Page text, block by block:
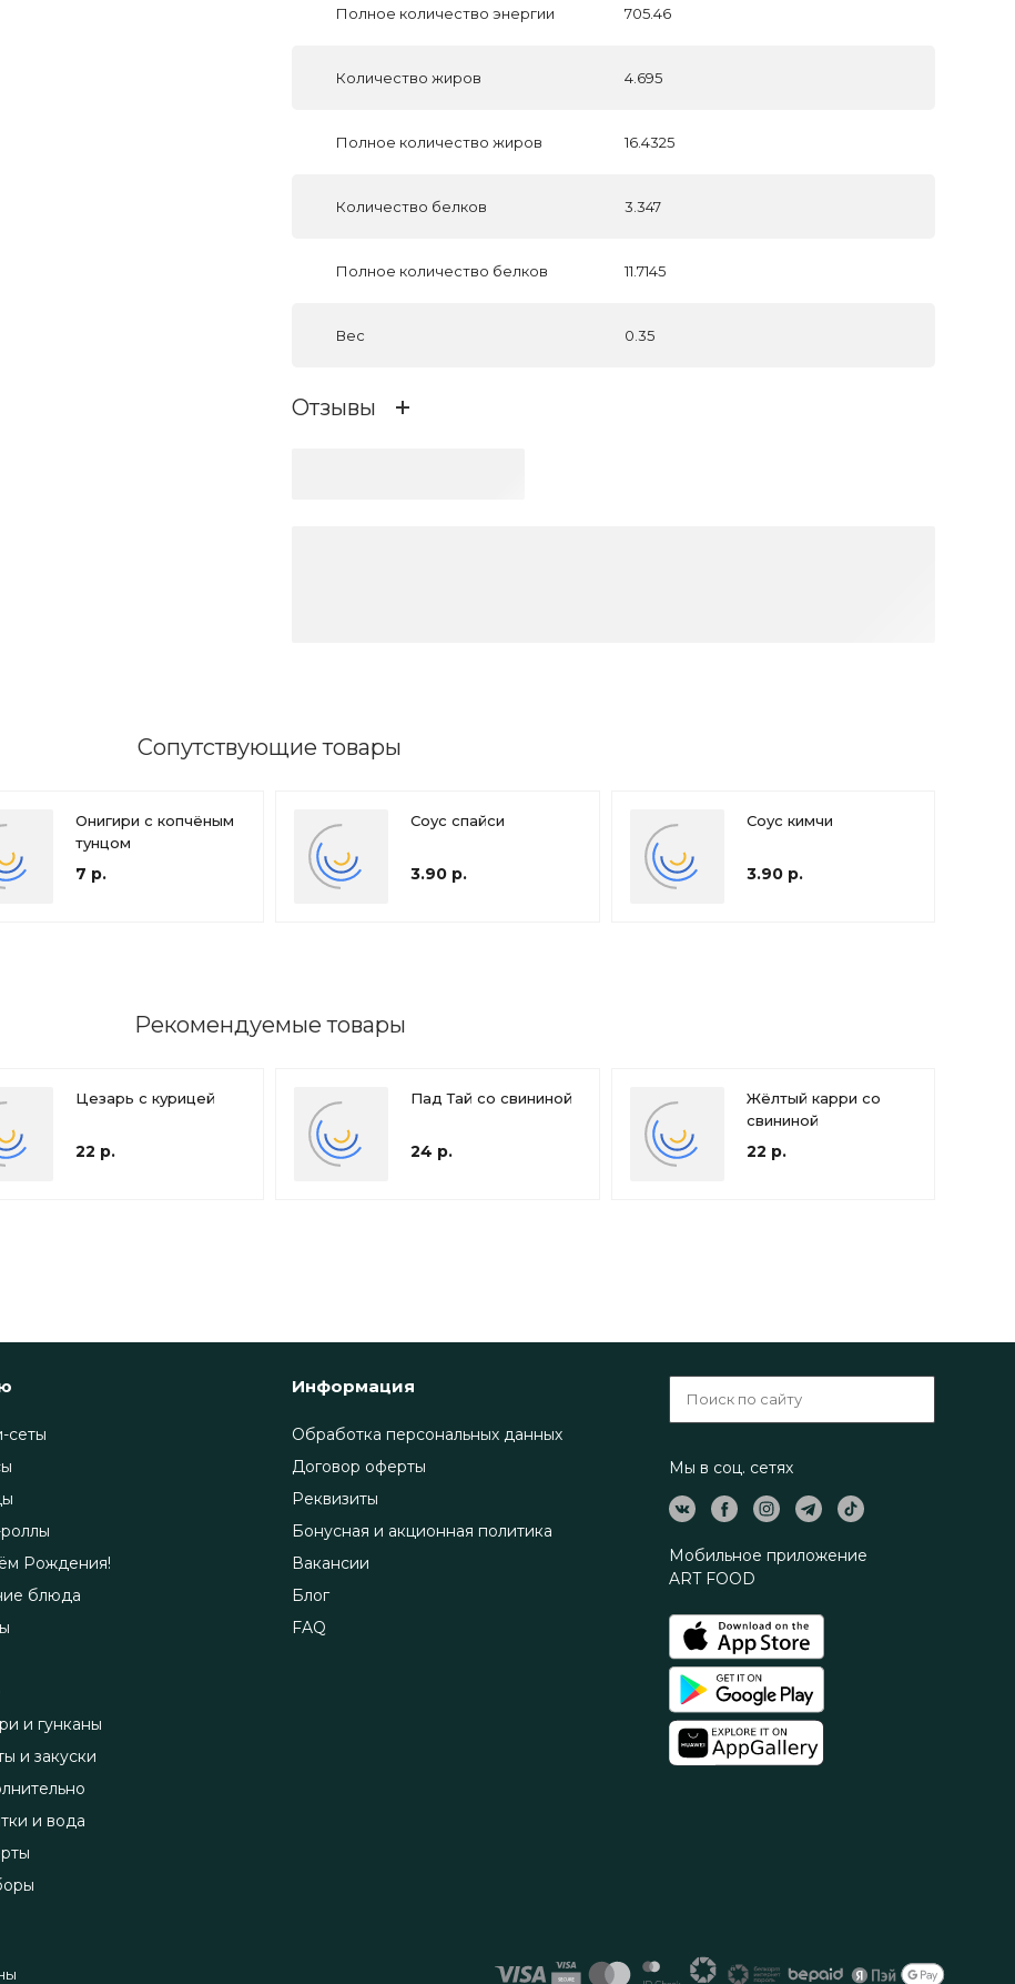
Полное количество энергии 705.46
Количество жиров 4.695
Полное количество жиров 16.4325
Количество белков 3.347
Полное количество белков 11.7145
Вес 0.35
Отзывы
Сопутствующие товары
Онигири с копчёным
тунцом
7 р.
Соус спайси
3.90 р.
Соус кимчи
3.90 р.
Рекомендуемые товары
Цезарь с курицей
22 р.
Пад Тай со свининой
24 р.
Жёлтый карри со
свининой
22 р.
сеты
Рождения!
блюда
и гунканы
и закуски
и вода
Информация
Обработка персональных данных
Договор оферты
Реквизиты
Бонусная и акционная политика
Вакансии
Блог
FAQ
Мы в соц. сетях
Мобильное приложение
ART FOOD